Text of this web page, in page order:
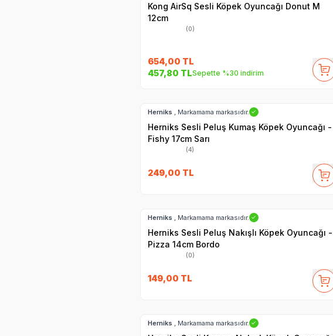
Kong AirSq Sesli Köpek Oyuncağı Donut M
12cm
(0)
654,00 TL
457,80 TLSepette %30 indirim
Herniks , Markamama markasıdır. ✓
Herniks Sesli Peluş Kumaş Köpek Oyuncağı -
Fishy 17cm Sarı
(4)
249,00 TL
Herniks , Markamama markasıdır. ✓
Herniks Sesli Peluş Nakışlı Köpek Oyuncağı -
Pizza 14cm Bordo
(0)
149,00 TL
Herniks , Markamama markasıdır. ✓